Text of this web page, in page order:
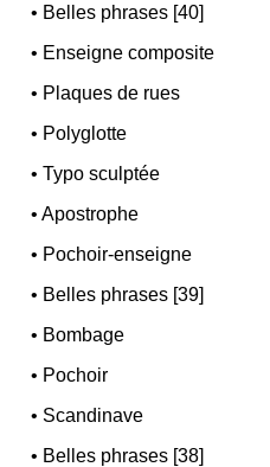
• Belles phrases [40]
• Enseigne composite
• Plaques de rues
• Polyglotte
•Typo sculptée
•Apostrophe
• Pochoir-enseigne
• Belles phrases [39]
• Bombage
• Pochoir
• Scandinave
• Belles phrases [38]